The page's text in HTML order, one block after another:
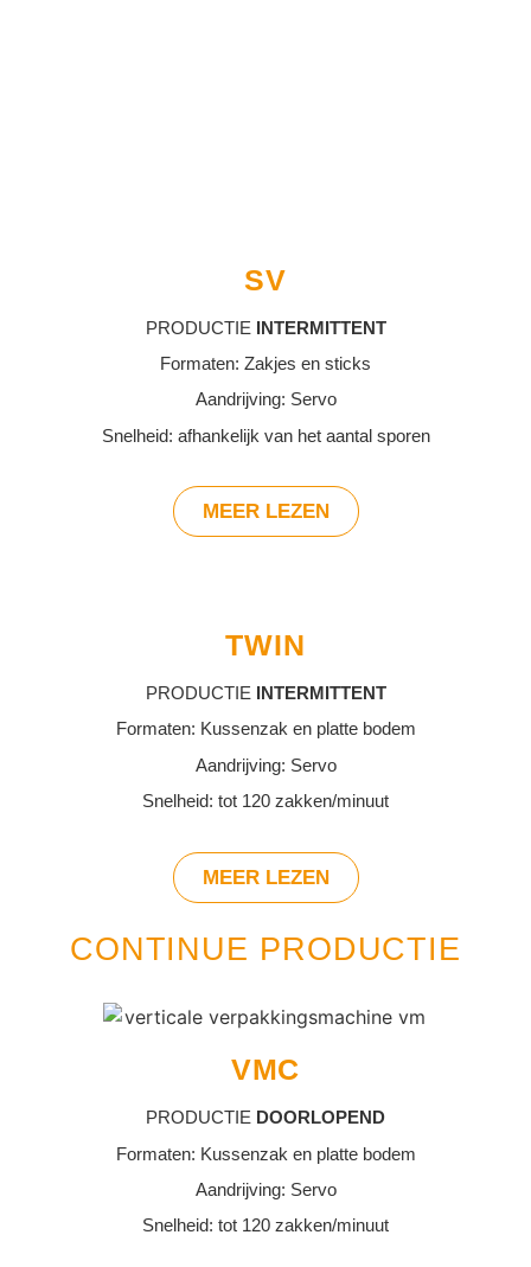
SV
PRODUCTIE INTERMITTENT
Formaten: Zakjes en sticks
Aandrijving: Servo
Snelheid: afhankelijk van het aantal sporen
MEER LEZEN
TWIN
PRODUCTIE INTERMITTENT
Formaten: Kussenzak en platte bodem
Aandrijving: Servo
Snelheid: tot 120 zakken/minuut
MEER LEZEN
CONTINUE PRODUCTIE
VMC
PRODUCTIE DOORLOPEND
Formaten: Kussenzak en platte bodem
Aandrijving: Servo
Snelheid: tot 120 zakken/minuut